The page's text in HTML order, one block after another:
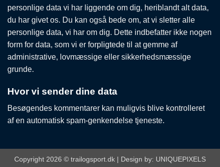
personlige data vi har liggende om dig, heriblandt alt data,
du har givet os. Du kan også bede om, at vi sletter alle
personlige data, vi har om dig. Dette indbefatter ikke nogen
form for data, som vi er forpligtede til at gemme af
administrative, lovmæssige eller sikkerhedsmæssige
grunde.
Hvor vi sender dine data
Besøgendes kommentarer kan muligvis blive kontrolleret
af en automatisk spam-genkendelse tjeneste.
Copyright 2026 © trailogsport.dk | Design by: UNIQUEPIXELS